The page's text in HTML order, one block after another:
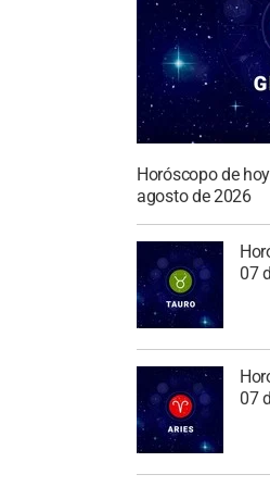
Horóscopo de
agosto de 2026
07
07